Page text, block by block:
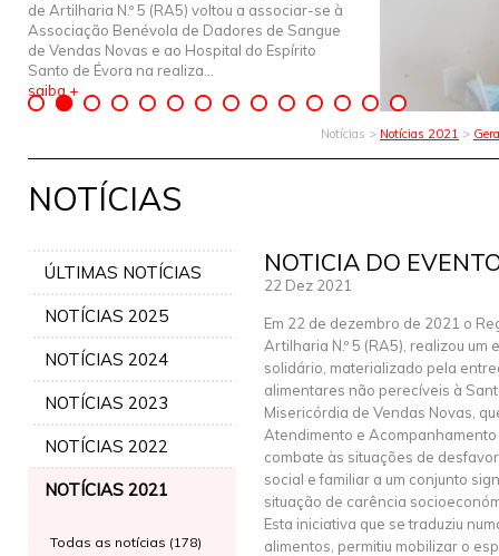
de Artilharia N.º 5 (RA5) voltou a associar-se à
Associação Benévola de Dadores de Sangue
de Vendas Novas e ao Hospital do Espírito
Santo de Évora na realiza...
saiba +
Notícias > Notícias 2021 >
NOTÍCIAS
ÚLTIMAS NOTÍCIAS
NOTÍCIAS 2025
NOTÍCIAS 2024
NOTÍCIAS 2023
NOTÍCIAS 2022
NOTÍCIAS 2021
Todas as notícias (178)
NOTICIA DO
22 Dez 2021
Em 22 de dezembro de 2021 o
Artilharia N.º 5 (RA5), realizou um
solidário, materializado pela
alimentares não perecíveis à
Misericórdia de Vendas Novas,
Atendimento e
combate às situações de
social e familiar a um conjunto
situação de carência
Esta iniciativa que se traduziu
alimentos, permitiu mobilizar o